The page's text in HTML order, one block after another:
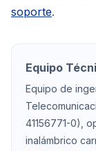
soporte.
Equipo
Equipo de
41156771-0),
inalámbrico